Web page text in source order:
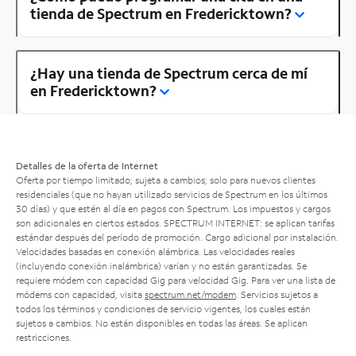
tienda de Spectrum en Fredericktown?
¿Hay una tienda de Spectrum cerca de mí
en Fredericktown?
Detalles de la oferta de Internet
Oferta por tiempo limitado; sujeta a cambios; solo para nuevos clientes
residenciales (que no hayan utilizado servicios de Spectrum en los últimos
30 días) y que estén al día en pagos con Spectrum. Los impuestos y cargos
son adicionales en ciertos estados. SPECTRUM INTERNET: se aplican tarifas
estándar después del período de promoción. Cargo adicional por instalación.
Velocidades basadas en conexión alámbrica. Las velocidades reales
(incluyendo conexión inalámbrica) varían y no están garantizadas. Se
requiere módem con capacidad Gig para velocidad Gig. Para ver una lista de
módems con capacidad, visita spectrum.net/modem . Servicios sujetos a
todos los términos y condiciones de servicio vigentes, los cuales están
sujetos a cambios. No están disponibles en todas las áreas. Se aplican
restricciones.